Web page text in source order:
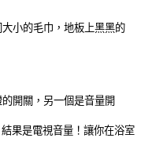
小的毛巾，地板上黑黑的
開關，另一個是音量開
果是電視音量！讓你在浴室